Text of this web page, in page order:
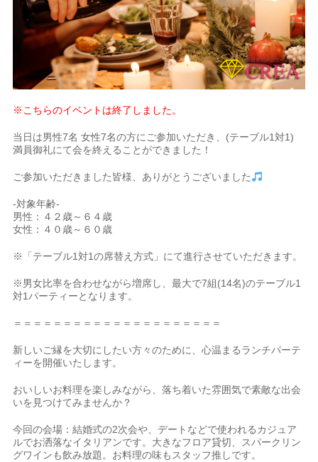
※こちらのイベントは終了しました。
当日は男性7名 女性7名の方にご参加いただき、(テーブル1対1)
満員御礼にて会を終えることができました！
ご参加いただきました皆様、ありがとうございました
-対象年齢-
男性：４２歳～６４歳
女性：４０歳～６０歳
※「テーブル1対1の席替え方式」にて進行させていただきます。
※男女比率を合わせながら増席し、最大で7組(14名)のテーブル1
対1パーティーとなります。
＝＝＝＝＝＝＝＝＝＝＝＝＝＝＝＝＝＝＝＝＝
新しいご縁を大切にしたい方々のために、心温まるランチパーテ
ィーを開催いたします。
おいしいお料理を楽しみながら、落ち着いた雰囲気で素敵な出会
いを見つけてみませんか？
今回の会場：結婚式の2次会や、デートなどで使われるカジュア
ルでお洒落なイタリアンです。大きなフロア貸切、スパークリン
グワインも飲み放題。お料理の味もスタッフ推しです。